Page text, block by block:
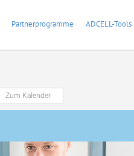
Partnerprogramme ADCELL-Tools
Zum Kalender